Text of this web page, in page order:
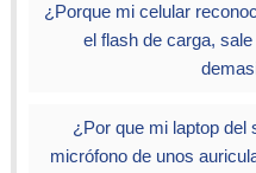
¿Porque mi celular
el flash de carga,
¿Por que mi laptop del
micrófono de unos